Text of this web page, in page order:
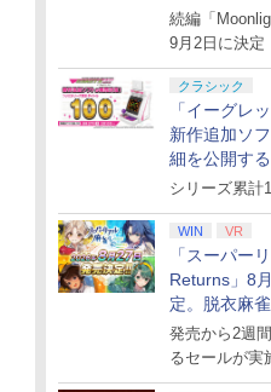
続編「
9月2日に決定
クラシック
「イーグレ
新作追加ソ
細を公開す
8月27日20時
シリーズ累計
WIN VR
「スーパー
Returns」8
定。脱衣麻
活
発売から2週
るセールが実